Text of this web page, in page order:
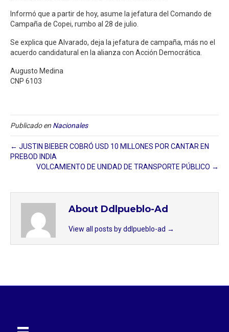
Informó que a partir de hoy, asume la jefatura del Comando de
Campaña de Copei, rumbo al 28 de julio.
Se explica que Alvarado, deja la jefatura de campaña, más no el
acuerdo candidatural en la alianza con Acción Democrática.
Augusto Medina
CNP 6103
Publicado en Nacionales
← JUSTIN BIEBER COBRÓ USD 10 MILLONES POR CANTAR EN
PREBOD INDIA
VOLCAMIENTO DE UNIDAD DE TRANSPORTE PÚBLICO →
About Ddlpueblo-Ad
View all posts by ddlpueblo-ad →